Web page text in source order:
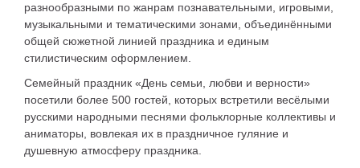
разнообразными по жанрам познавательными, игровыми,
музыкальными и тематическими зонами, объединёнными
общей сюжетной линией праздника и единым
стилистическим оформлением.
Семейный праздник «День семьи, любви и верности»
посетили более 500 гостей, которых встретили весёлыми
русскими народными песнями фольклорные коллективы и
аниматоры, вовлекая их в праздничное гуляние и
душевную атмосферу праздника.